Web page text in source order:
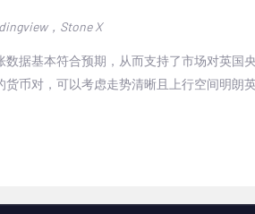
， Stone X
数据基本符合预期，从而支持了市场对英国
货币对，可以考虑走势清晰且上行空间明朗